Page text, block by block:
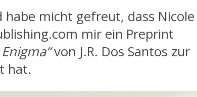
habe micht gefreut, dass Nicole
mir ein Preprint
von J.R. Dos Santos zur
hat.